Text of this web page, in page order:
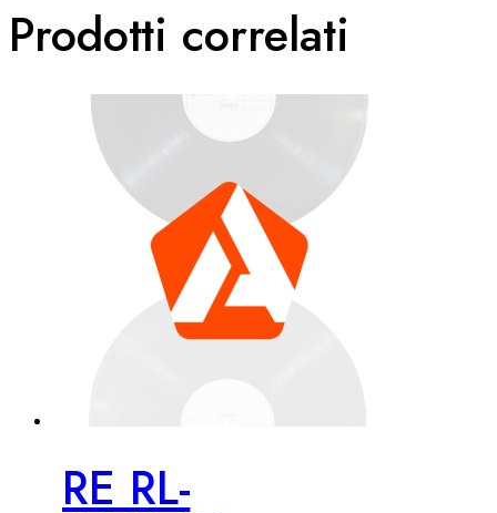
Prodotti correlati
RE RL-